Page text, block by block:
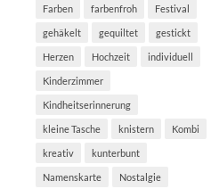
Farben farbenfroh Festival
gehäkelt gequiltet gestickt
Herzen Hochzeit individuell
Kinderzimmer
Kindheitserinnerung
kleine Tasche knistern Kombi
kreativ kunterbunt
Namenskarte Nostalgie